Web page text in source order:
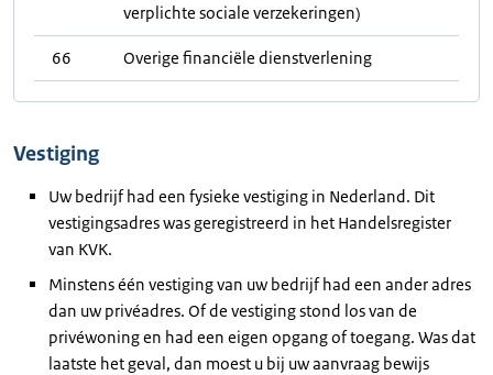
verplichte sociale verzekeringen)
66 Overige financiële dienstverlening
Vestiging
Uw bedrijf had een fysieke vestiging in Nederland. Dit
vestigingsadres was geregistreerd in het Handelsregister
van KVK.
Minstens één vestiging van uw bedrijf had een ander adres
dan uw privéadres. Of de vestiging stond los van de
privéwoning en had een eigen opgang of toegang. Was dat
laatste het geval, dan moest u bij uw aanvraag bewijs